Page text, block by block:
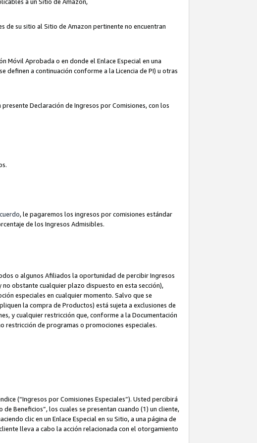
de su sitio al Sitio de Amazon pertinente no encuentran
Móvil Aprobada o en donde el Enlace Especial en una
a continuación conforme a la Licencia de PI) u otras
Declaración de Ingresos por Comisiones, con los
, le pagaremos los ingresos por comisiones estándar
de los Ingresos Admisibles.
o algunos Afiliados la oportunidad de percibir Ingresos
obstante cualquier plazo dispuesto en esta sección),
especiales en cualquier momento. Salvo que se
la compra de Productos) está sujeta a exclusiones de
y cualquier restricción que, conforme a la Documentación
restricción de programas o promociones especiales.
(“Ingresos por Comisiones Especiales”). Usted percibirá
Beneficios”, los cuales se presentan cuando (1) un cliente,
clic en un Enlace Especial en su Sitio, a una página de
lleva a cabo la acción relacionada con el otorgamiento